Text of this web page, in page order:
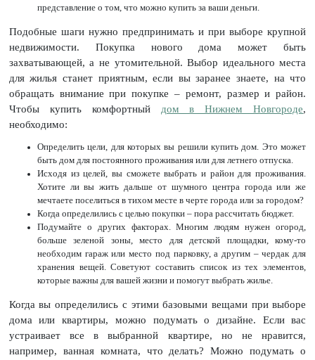
представление о том, что можно купить за ваши деньги.
Подобные шаги нужно предпринимать и при выборе крупной
недвижимости. Покупка нового дома может быть
захватывающей, а не утомительной. Выбор идеального места
для жилья станет приятным, если вы заранее знаете, на что
обращать внимание при покупке – ремонт, размер и район.
Чтобы купить комфортный дом в Нижнем Новгороде,
необходимо:
Определить цели, для которых вы решили купить дом. Это может
быть дом для постоянного проживания или для летнего отпуска.
Исходя из целей, вы сможете выбрать и район для проживания.
Хотите ли вы жить дальше от шумного центра города или же
мечтаете поселиться в тихом месте в черте города или за городом?
Когда определились с целью покупки – пора рассчитать бюджет.
Подумайте о других факторах. Многим людям нужен огород,
больше зеленой зоны, место для детской площадки, кому-то
необходим гараж или место под парковку, а другим – чердак для
хранения вещей. Советуют составить список из тех элементов,
которые важны для вашей жизни и помогут выбрать жилье.
Когда вы определились с этими базовыми вещами при выборе
дома или квартиры, можно подумать о дизайне. Если вас
устраивает все в выбранной квартире, но не нравится,
например, ванная комната, что делать? Можно подумать о